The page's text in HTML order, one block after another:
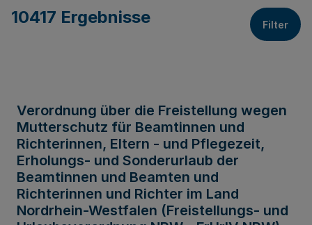
10417 Ergebnisse Filter
Verordnung über die Freistellung wegen
Mutterschutz für Beamtinnen und
Richterinnen, Eltern - und Pflegezeit,
Erholungs- und Sonderurlaub der
Beamtinnen und Beamten und
Richterinnen und Richter im Land
Nordrhein-Westfalen (Freistellungs- und